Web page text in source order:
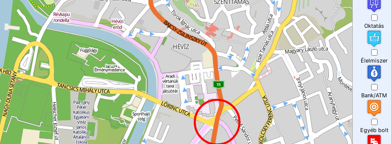
Oktatás
Élelmiszer
Bank/ATM
Egyéb bolt